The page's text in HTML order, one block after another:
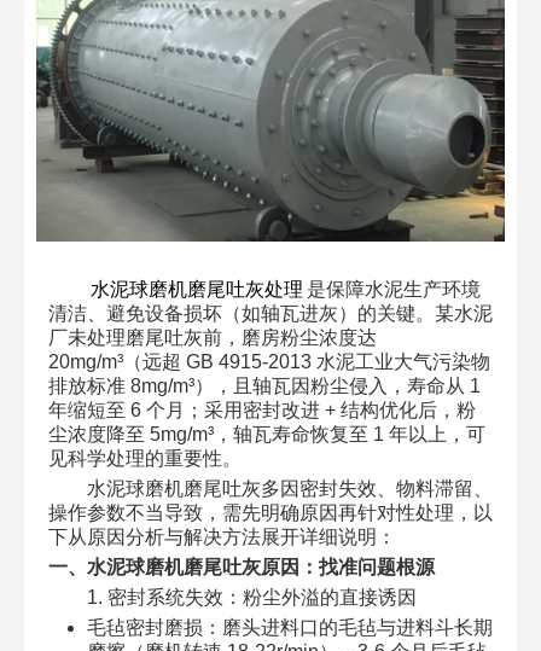
水泥球磨机磨尾吐灰处理 是保障水泥生产环境
清洁、避免设备损坏（如轴瓦进灰）的关键。某水泥
厂未处理磨尾吐灰前，磨房粉尘浓度达
20mg/m³（远超 GB 4915-2013 水泥工业大气污染物
排放标准 8mg/m³），且轴瓦因粉尘侵入，寿命从 1
年缩短至 6 个月；采用密封改进 + 结构优化后，粉
尘浓度降至 5mg/m³，轴瓦寿命恢复至 1 年以上，可
见科学处理的重要性。​
水泥球磨机磨尾吐灰多因密封失效、物料滞留、
操作参数不当导致，需先明确原因再针对性处理，以
下从原因分析与解决方法展开详细说明：​
一、水泥球磨机磨尾吐灰原因：找准问题根源​
1. 密封系统失效：粉尘外溢的直接诱因​
毛毡密封磨损：磨头进料口的毛毡与进料斗长期